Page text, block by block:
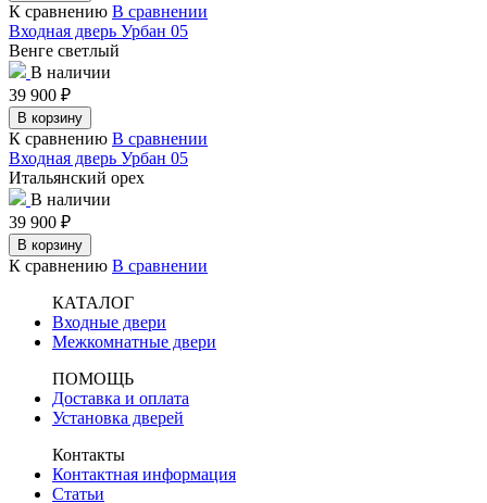
К сравнению В сравнении
Входная дверь Урбан 05
Венге светлый
В наличии
39 900 ₽
В корзину
К сравнению В сравнении
Входная дверь Урбан 05
Итальянский орех
В наличии
39 900 ₽
В корзину
К сравнению В сравнении
КАТАЛОГ
Входные двери
Межкомнатные двери
ПОМОЩЬ
Доставка и оплата
Установка дверей
Контакты
Контактная информация
Статьи